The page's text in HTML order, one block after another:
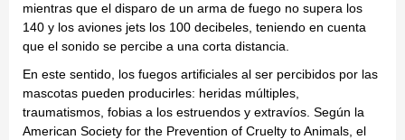
mientras que el disparo de un arma de fuego no supera los
140 y los aviones jets los 100 decibeles, teniendo en cuenta
que el sonido se percibe a una corta distancia.
En este sentido, los fuegos artificiales al ser percibidos por las
mascotas pueden producirles: heridas múltiples,
traumatismos, fobias a los estruendos y extravíos. Según la
American Society for the Prevention of Cruelty to Animals, el